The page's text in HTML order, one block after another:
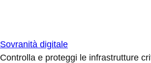
Sovranità digitale
Controlla e proteggi le infrastrutture